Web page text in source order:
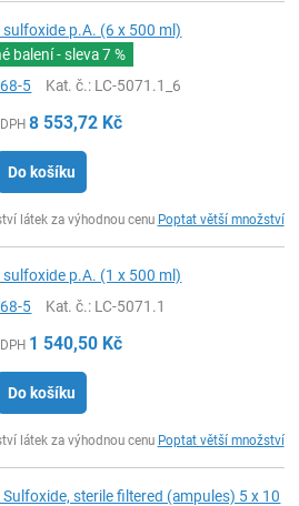
sulfoxide p.A. (6 x 500 ml)
balení - sleva7 %
5 Kat. č.: LC-5071.1_6
8 553,72 Kč
Do košíku
látek za výhodnou cenu Poptat větší množství
sulfoxide p.A. (1 x 500 ml)
5 Kat. č.: LC-5071.1
1 540,50 Kč
Do košíku
látek za výhodnou cenu Poptat větší množství
Sulfoxide, sterile filtered (ampules) 5 x 10